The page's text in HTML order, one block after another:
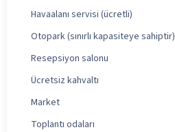
Havaalanı servisi (ücretli)
Otopark (sınırlı kapasiteye sahiptir)
Resepsiyon salonu
Ücretsiz kahvaltı
Market
Toplantı odaları